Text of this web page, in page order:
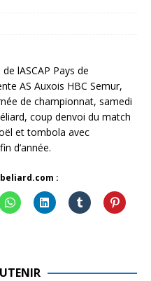
lASCAP Pays de
AS Auxois HBC Semur,
de championnat, samedi
coup denvoi du match
et tombola avec
d’année.
: